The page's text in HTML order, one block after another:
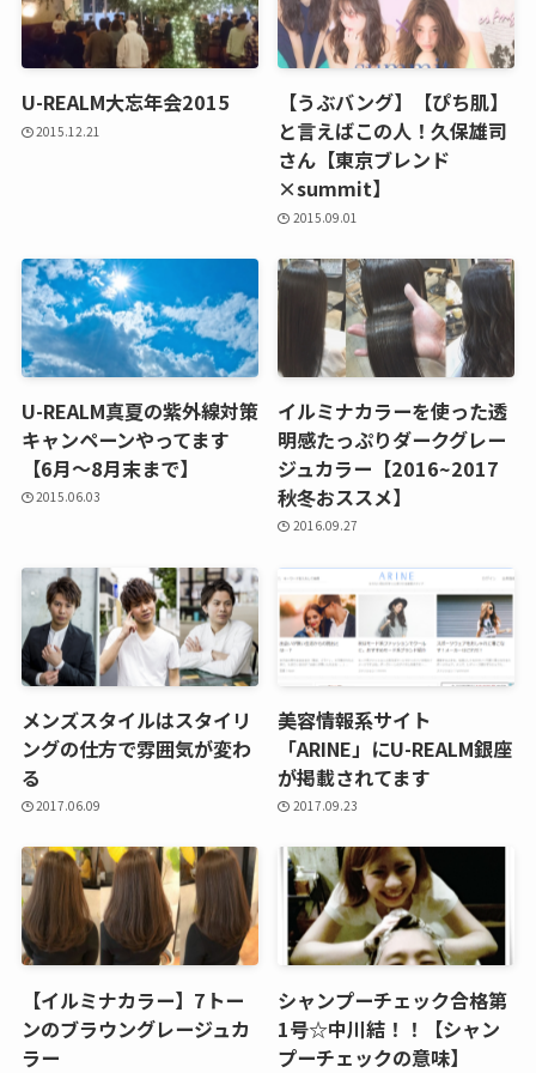
U-REALM大忘年会2015
2015.12.21
【うぶバング】【ぴち肌】
と言えばこの人！久保雄司
さん【東京ブレンド
×summit】
2015.09.01
U-REALM真夏の紫外線対策
キャンペーンやってます
【6月～8月末まで】
2015.06.03
イルミナカラーを使った透
明感たっぷりダークグレー
ジュカラー【2016~2017
秋冬おススメ】
2016.09.27
メンズスタイルはスタイリ
ングの仕方で雰囲気が変わ
る
2017.06.09
美容情報系サイト
「ARINE」にU-REALM銀座
が掲載されてます
2017.09.23
【イルミナカラー】7トー
ンのブラウングレージュカ
ラー
シャンプーチェック合格第
1号☆中川結！！【シャン
プーチェックの意味】